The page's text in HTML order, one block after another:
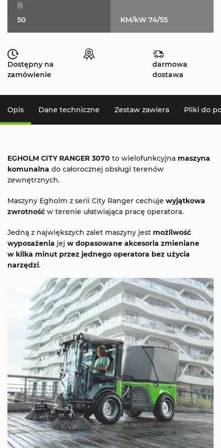
(l)
50 KM/kW 74/55
Dostępny na
zamówienie
darmowa
dostawa
Opis Dane techniczne Zestaw zawiera Pliki do
EGHOLM CITY RANGER 3070 to wielofunkcyjna maszyna
komunalna do całorocznej obsługi terenów
zewnętrznych.
Maszyny Egholm z serii City Ranger cechuje wyjątkowa
zwrotność w terenie ułatwiająca pracę operatora.
Jedną z największych zalet maszyny jest możliwość
wyposażenia jej w dopasowane akcesoria zmieniane
w kilka minut przez jednego operatora bez użycia
narzędzi.